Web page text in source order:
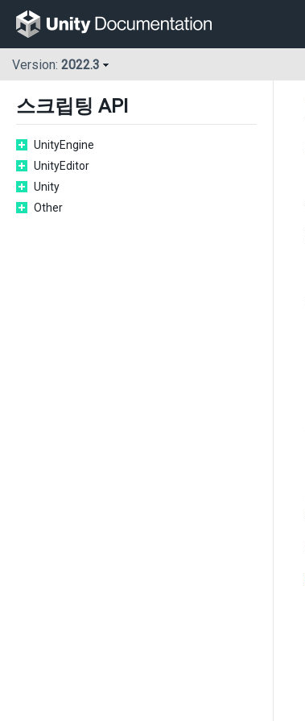
Version: 2022.3
스크립팅 API
UnityEngine
UnityEditor
Unity
Other